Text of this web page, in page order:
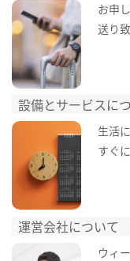
お申
送り
設備とサービスに
生活
すぐ
運営会社について
ウィ